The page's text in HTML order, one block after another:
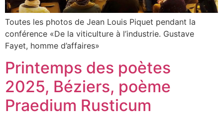
Toutes les photos de Jean Louis Piquet pendant la
conférence «De la viticulture à l’industrie. Gustave
Fayet, homme d’affaires»
Printemps des poètes
2025, Béziers, poème
Praedium Rusticum